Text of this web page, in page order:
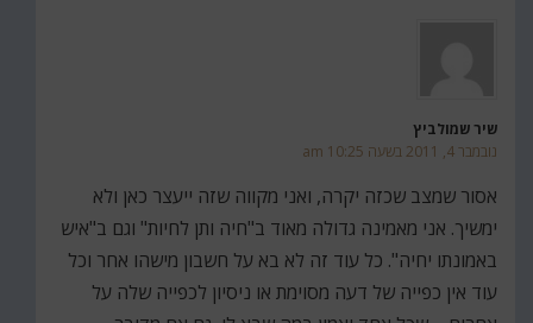
שיר שמולביץ
נובמבר 4, 2011 בשעה 10:25 am
אסור שמצב שכזה יקרה, ואני מקווה שזה ייעצר כאן ולא
ימשיך. אני מאמינה גדולה מאוד ב"חיה ותן לחיות" וגם ב"איש
באמונתו יחיה". כל עוד זה לא בא על חשבון מישהו אחר וכל
עוד אין כפייה של דעה מסוימת או ניסיון לכפייה שלה על